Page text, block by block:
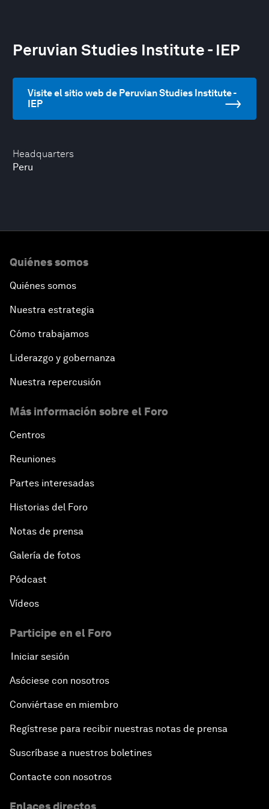
Headquarters
Peru
Peruvian Studies Institute - IEP
Visite el sitio web de Peruvian Studies Institute -
IEP
Quiénes somos
Quiénes somos
Nuestra estrategia
Cómo trabajamos
Liderazgo y gobernanza
Nuestra repercusión
Más información sobre el Foro
Centros
Reuniones
Partes interesadas
Historias del Foro
Notas de prensa
Galería de fotos
Pódcast
Vídeos
Participe en el Foro
Iniciar sesión
Asóciese con nosotros
Conviértase en miembro
Regístrese para recibir nuestras notas de prensa
Suscríbase a nuestros boletines
Contacte con nosotros
Enlaces directos